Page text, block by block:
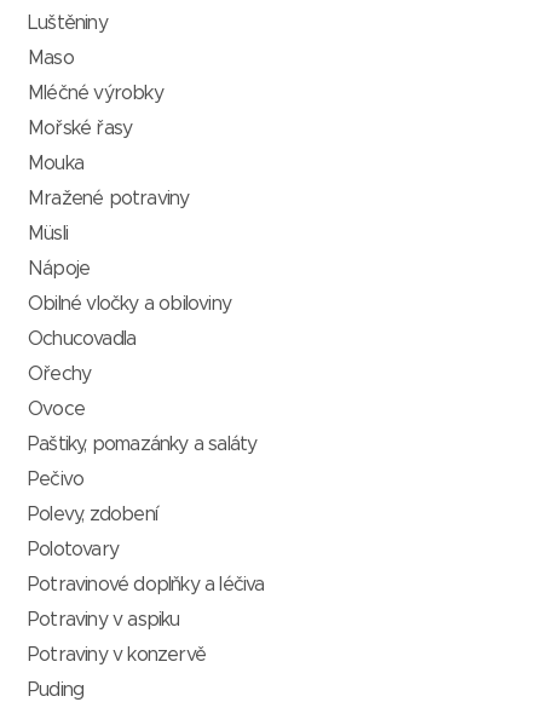
Luštěniny
Maso
Mléčné výrobky
Mořské řasy
Mouka
Mražené potraviny
Müsli
Nápoje
Obilné vločky a obiloviny
Ochucovadla
Ořechy
Ovoce
Paštiky, pomazánky a saláty
Pečivo
Polevy, zdobení
Polotovary
Potravinové doplňky a léčiva
Potraviny v aspiku
Potraviny v konzervě
Puding